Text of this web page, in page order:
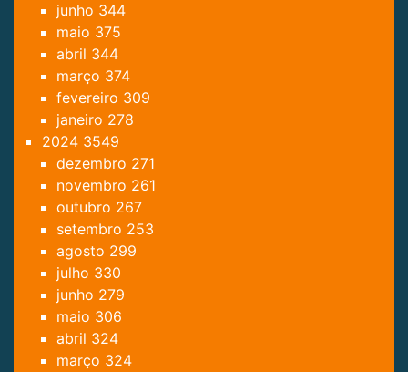
junho 344
maio 375
abril 344
março 374
fevereiro 309
janeiro 278
2024 3549
dezembro 271
novembro 261
outubro 267
setembro 253
agosto 299
julho 330
junho 279
maio 306
abril 324
março 324